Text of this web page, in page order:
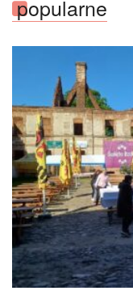
popularne